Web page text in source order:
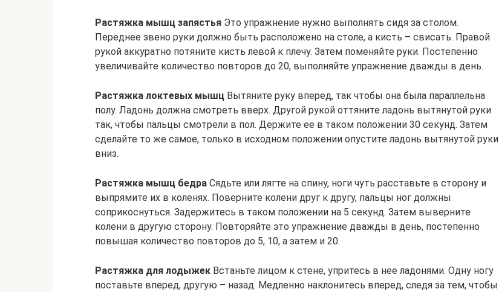
Растяжка мышц запястья Это упражнение нужно выполнять сидя за столом.
Переднее звено руки должно быть расположено на столе, а кисть – свисать. Правой
рукой аккуратно потяните кисть левой к плечу. Затем поменяйте руки. Постепенно
увеличивайте количество повторов до 20, выполняйте упражнение дважды в день.
Растяжка локтевых мышц Вытяните руку вперед, так чтобы она была параллельна
полу. Ладонь должна смотреть вверх. Другой рукой оттяните ладонь вытянутой руки
так, чтобы пальцы смотрели в пол. Держите ее в таком положении 30 секунд. Затем
сделайте то же самое, только в исходном положении опустите ладонь вытянутой руки
вниз.
Растяжка мышц бедра Сядьте или лягте на спину, ноги чуть расставьте в сторону и
выпрямите их в коленях. Поверните колени друг к другу, пальцы ног должны
соприкоснуться. Задержитесь в таком положении на 5 секунд. Затем выверните
колени в другую сторону. Повторяйте это упражнение дважды в день, постепенно
повышая количество повторов до 5, 10, а затем и 20.
Растяжка для лодыжек Встаньте лицом к стене, упритесь в нее ладонями. Одну ногу
поставьте вперед, другую – назад. Медленно наклонитесь вперед, следя за тем, чтобы